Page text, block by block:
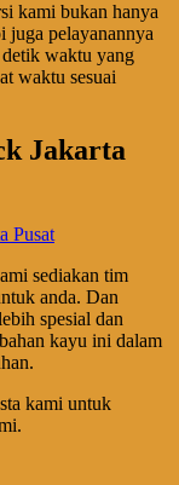
kami bukan hanya
juga pelayanannya
detik waktu yang
waktu sesuai
Jakarta
sediakan tim
anda. Dan
spesial dan
kayu ini dalam
kami untuk